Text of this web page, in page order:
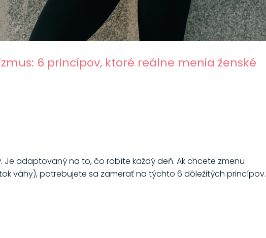
6 princípov, ktoré reálne menia ženské
Je adaptovaný na to, čo robíte každý deň. Ak chcete zmenu
váhy), potrebujete sa zamerať na týchto 6 dôležitých princípov.